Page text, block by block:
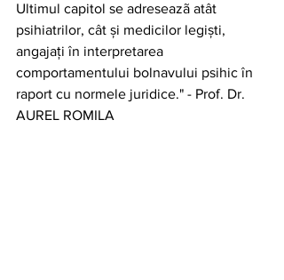
Ultimul capitol se adreseazã atât
psihiatrilor, cât și medicilor legiști,
angajați în interpretarea
comportamentului bolnavului psihic în
raport cu normele juridice." - Prof. Dr.
AUREL ROMILA